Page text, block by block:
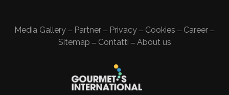
Media Gallery — Partner — Privacy — Cookies — Career —
Sitemap — Contatti — About us